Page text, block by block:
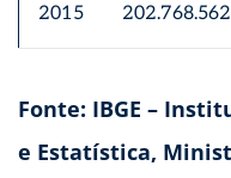
2015 202.768.562
Fonte: IBGE –
e Estatística,